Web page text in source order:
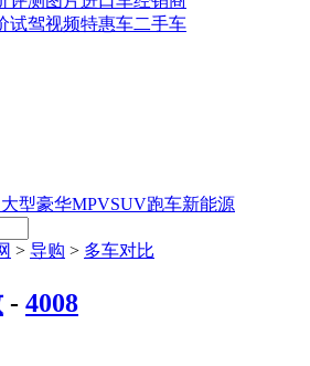
试驾视频特惠车二手车
型豪华MPVSUV跑车新能源
> 导购 > 多车对比
- 4008